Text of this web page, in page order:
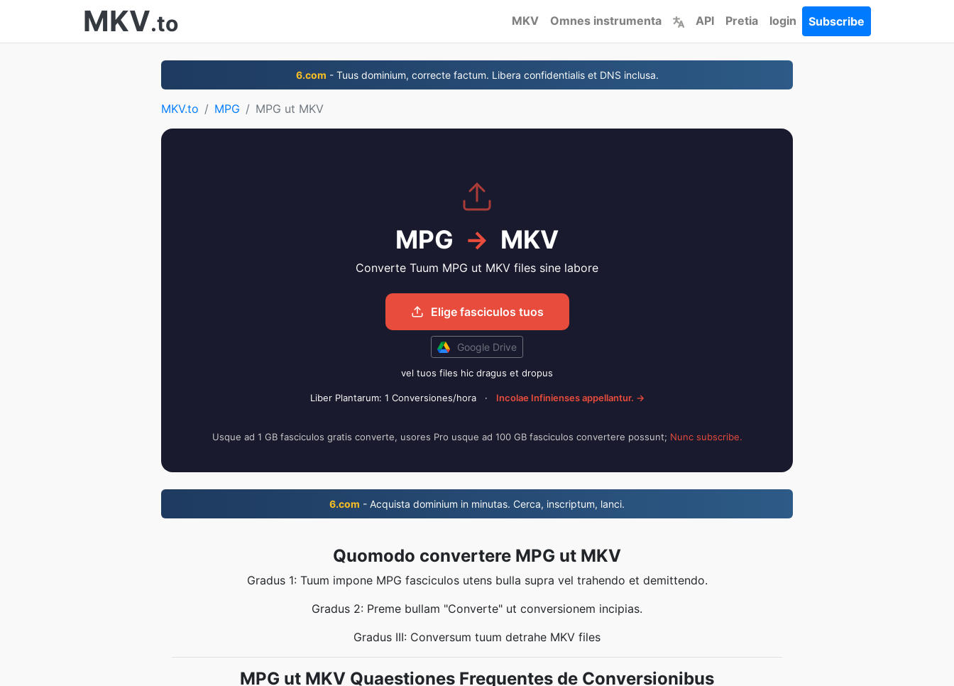
MKV.to MKV Omnes instrumenta API Pretia login Subscribe
6.com - Tuus dominium, correcte factum. Libera confidentialis et DNS inclusa.
MKV.to MPG MPG ut MKV
MPG → MKV
Converte Tuum MPG ut MKV files sine labore
Elige fasciculos tuos
Google Drive
vel tuos files hic dragus et dropus
Liber Plantarum: 1 Conversiones/hora · Incolae Infinienses appellantur. →
Usque ad 1 GB fasciculos gratis converte, usores Pro usque ad 100 GB fasciculos convertere possunt; Nunc subscribe.
6.com - Acquista dominium in minutas. Cerca, inscriptum, lanci.
Quomodo convertere MPG ut MKV
Gradus 1: Tuum impone MPG fasciculos utens bulla supra vel trahendo et demittendo.
Gradus 2: Preme bullam "Converte" ut conversionem incipias.
Gradus III: Conversum tuum detrahe MKV files
MPG ut MKV Quaestiones Frequentes de Conversionibus